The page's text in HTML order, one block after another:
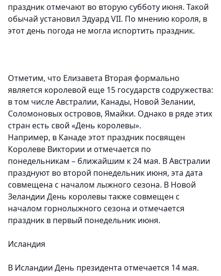
праздник отмечают во вторую субботу июня. Такой
обычай установил Эдуард VII. По мнению короля, в
этот день погода не могла испортить праздник.
Отметим, что Елизавета Вторая формально
является королевой еще 15 государств содружества:
в том числе Австралии, Канады, Новой Зелании,
Соломоновых островов, Ямайки. Однако в ряде этих
стран есть свой «День королевы».
Например, в Канаде этот праздник посвящен
Королеве Виктории и отмечается по
понедельникам – ближайшим к 24 мая. В Австралии
празднуют во второй понедельник июня, эта дата
совмещена с началом лыжного сезона. В Новой
Зеландии День королевы также совмещен с
началом горнолыжного сезона и отмечается
праздник в первый понедельник июня.
Исландия
В Исландии День президента отмечается 14 мая.